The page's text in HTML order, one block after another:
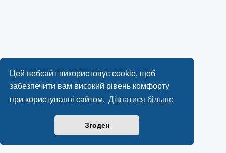
Цей вебсайт використовує cookie, щоб
забезпечити вам високий рівень комфорту
при користуванні сайтом. Дізнатися більше
Згоден